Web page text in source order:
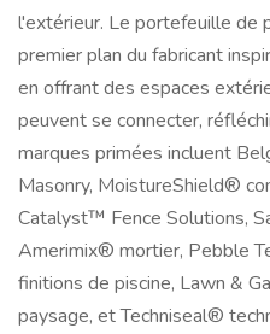
l'extérieur. Le portefeuille de
premier plan du fabricant
en offrant des espaces
peuvent se connecter,
marques primées incluent
Masonry, MoistureShield®
Catalyst™ Fence Solutions,
Amerimix® mortier, Pebble
finitions de piscine, Lawn &
paysage, et Techniseal®